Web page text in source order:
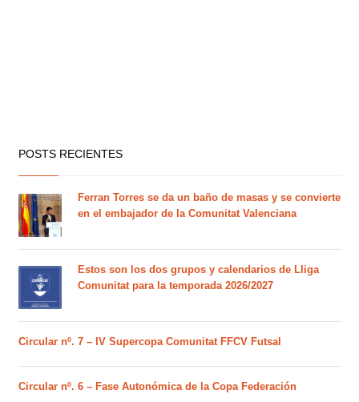
POSTS RECIENTES
Ferran Torres se da un baño de masas y se convierte
en el embajador de la Comunitat Valenciana
Estos son los dos grupos y calendarios de Lliga
Comunitat para la temporada 2026/2027
Circular nº. 7 – IV Supercopa Comunitat FFCV Futsal
Circular nº. 6 – Fase Autonómica de la Copa Federación